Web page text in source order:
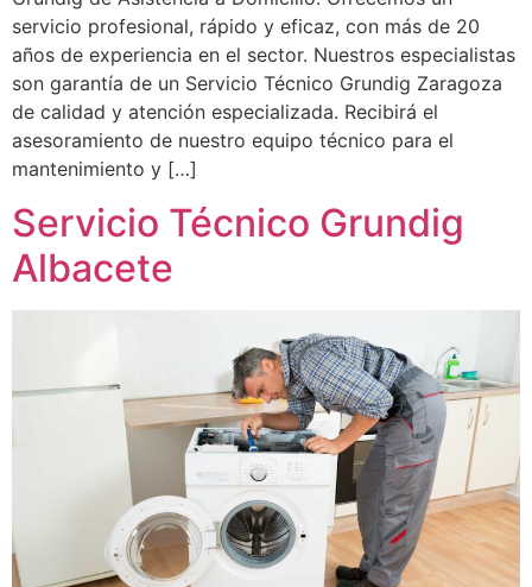
servicio profesional, rápido y eficaz, con más de 20
años de experiencia en el sector. Nuestros especialistas
son garantía de un Servicio Técnico Grundig Zaragoza
de calidad y atención especializada. Recibirá el
asesoramiento de nuestro equipo técnico para el
mantenimiento y […]
Servicio Técnico Grundig
Albacete